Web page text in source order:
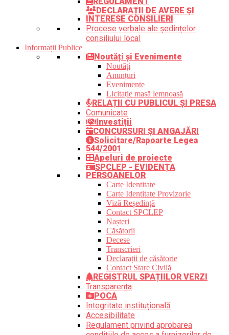
DECLARAȚII DE AVERE ȘI
INTERESE CONSILIERI
Procese verbale ale ședințelor
consiliului local
Informații Publice
Noutăți și Evenimente
Noutăți
Anunțuri
Evenimente
Licitație masă lemnoasă
RELAȚII CU PUBLICUL ȘI PRESA
Comunicate
Investiții
CONCURSURI ȘI ANGAJĂRI
Solicitare/Rapoarte Legea
544/2001
Apeluri de proiecte
SPCLEP - EVIDENȚA
PERSOANELOR
Carte Identitate
Carte Identitate Provizorie
Viză Reședință
Contact SPCLEP
Nașteri
Căsătorii
Decese
Transcrieri
Declarații de căsătorie
Contact Stare Civilă
REGISTRUL SPAȚIILOR VERZI
Transparența
POCA
Integritate instituțională
Accesibilitate
Regulament privind aprobarea